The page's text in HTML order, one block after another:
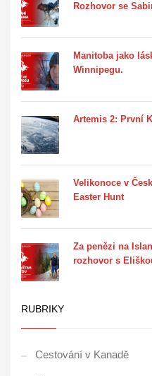
Rozhovor se
Manitoba jako
Winnipegu.
Artemis 2: První
Velikonoce v
Easter Hunt
Za penězi na
rozhovor s
RUBRIKY
Cestování v Kanadě